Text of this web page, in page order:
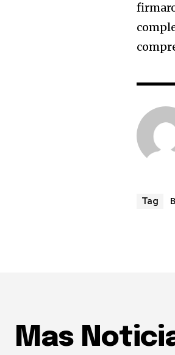
Tag
Mas